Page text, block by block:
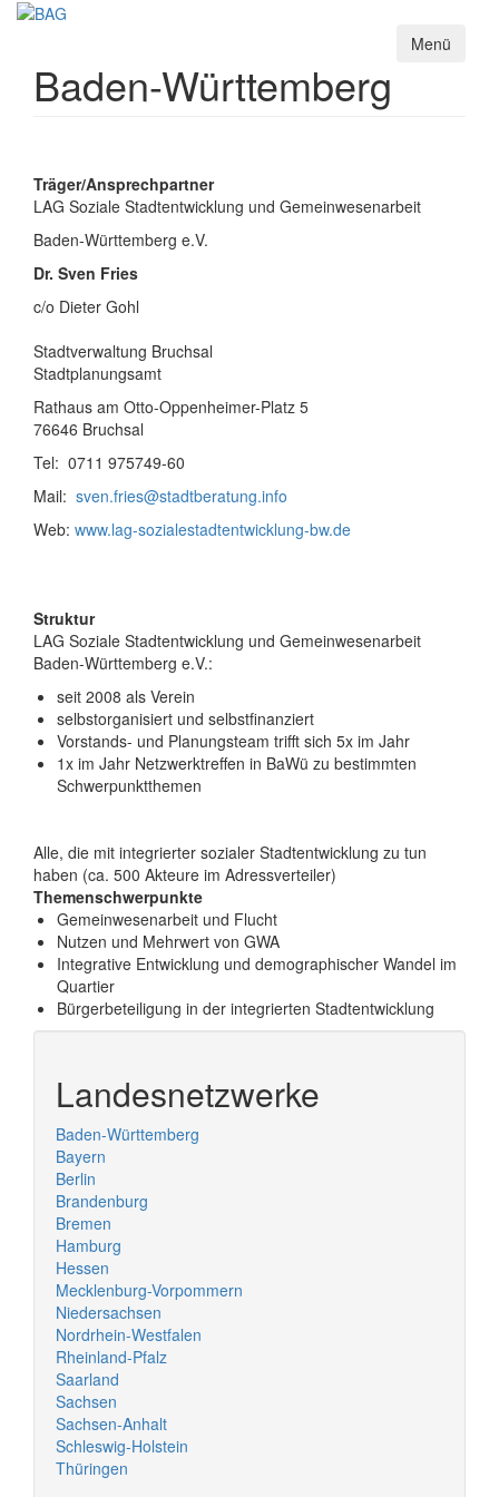
Direkt
Menü
Baden-Württemberg
Träger/Ansprechpartner
LAG Soziale Stadtentwicklung und Gemeinwesenarbeit
Baden-Württemberg e.V.
Dr. Sven Fries
c/o Dieter Gohl
Stadtverwaltung Bruchsal
Stadtplanungsamt
Rathaus am Otto-Oppenheimer-Platz 5
76646 Bruchsal
Tel: 0711 975749-60
Mail: sven.fries@stadtberatung.info
Web: www.lag-sozialestadtentwicklung-bw.de
Struktur
LAG Soziale Stadtentwicklung und Gemeinwesenarbeit
Baden-Württemberg e.V.:
seit 2008 als Verein
selbstorganisiert und selbstfinanziert
Vorstands- und Planungsteam trifft sich 5x im Jahr
1x im Jahr Netzwerktreffen in BaWü zu bestimmten
Schwerpunktthemen
Alle, die mit integrierter sozialer Stadtentwicklung zu tun
haben (ca. 500 Akteure im Adressverteiler)
Themenschwerpunkte
Gemeinwesenarbeit und Flucht
Nutzen und Mehrwert von GWA
Integrative Entwicklung und demographischer Wandel im
Quartier
Bürgerbeteiligung in der integrierten Stadtentwicklung
Landesnetzwerke
Baden-Württemberg
Bayern
Berlin
Brandenburg
Bremen
Hamburg
Hessen
Mecklenburg-Vorpommern
Niedersachsen
Nordrhein-Westfalen
Rheinland-Pfalz
Saarland
Sachsen
Sachsen-Anhalt
Schleswig-Holstein
Thüringen